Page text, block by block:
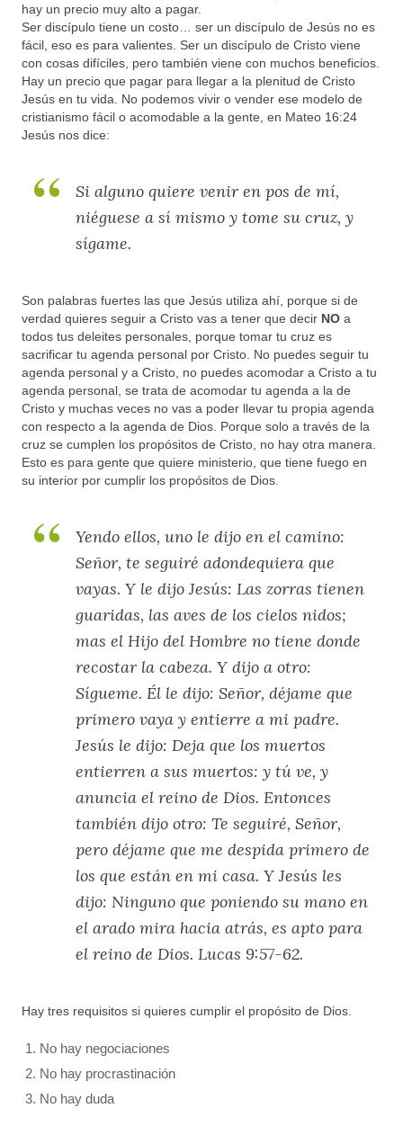
hay un precio muy alto a pagar.
Ser discípulo tiene un costo… ser un discípulo de Jesús no es
fácil, eso es para valientes. Ser un discípulo de Cristo viene
con cosas difíciles, pero también viene con muchos beneficios.
Hay un precio que pagar para llegar a la plenitud de Cristo
Jesús en tu vida. No podemos vivir o vender ese modelo de
cristianismo fácil o acomodable a la gente, en Mateo 16:24
Jesús nos dice:
Si alguno quiere venir en pos de mí,
niéguese a sí mismo y tome su cruz, y
sígame.
Son palabras fuertes las que Jesús utiliza ahí, porque si de
verdad quieres seguir a Cristo vas a tener que decir NO a
todos tus deleites personales, porque tomar tu cruz es
sacrificar tu agenda personal por Cristo. No puedes seguir tu
agenda personal y a Cristo, no puedes acomodar a Cristo a tu
agenda personal, se trata de acomodar tu agenda a la de
Cristo y muchas veces no vas a poder llevar tu propia agenda
con respecto a la agenda de Dios. Porque solo a través de la
cruz se cumplen los propósitos de Cristo, no hay otra manera.
Esto es para gente que quiere ministerio, que tiene fuego en
su interior por cumplir los propósitos de Dios.
Yendo ellos, uno le dijo en el camino:
Señor, te seguiré adondequiera que
vayas. Y le dijo Jesús: Las zorras tienen
guaridas, las aves de los cielos nidos;
mas el Hijo del Hombre no tiene donde
recostar la cabeza. Y dijo a otro:
Sígueme. Él le dijo: Señor, déjame que
primero vaya y entierre a mi padre.
Jesús le dijo: Deja que los muertos
entierren a sus muertos: y tú ve, y
anuncia el reino de Dios. Entonces
también dijo otro: Te seguiré, Señor,
pero déjame que me despida primero de
los que están en mi casa. Y Jesús les
dijo: Ninguno que poniendo su mano en
el arado mira hacia atrás, es apto para
el reino de Dios. Lucas 9:57-62.
Hay tres requisitos si quieres cumplir el propósito de Dios.
No hay negociaciones
No hay procrastinación
No hay duda